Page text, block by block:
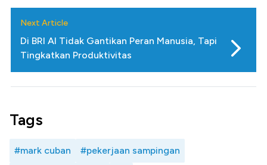
Next Article
Di BRI AI Tidak Gantikan Peran Manusia, Tapi
Tingkatkan Produktivitas
Tags
#mark cuban #pekerjaan sampingan